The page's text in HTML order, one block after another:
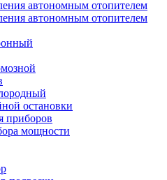
автономным отопителем
автономным отопителем
остановки
приборов
мощности